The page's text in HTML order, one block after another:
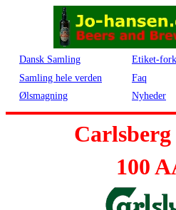
Dansk Samling Etiket-
Samling hele verden
Faq
Ølsmagning
Nyheder
100